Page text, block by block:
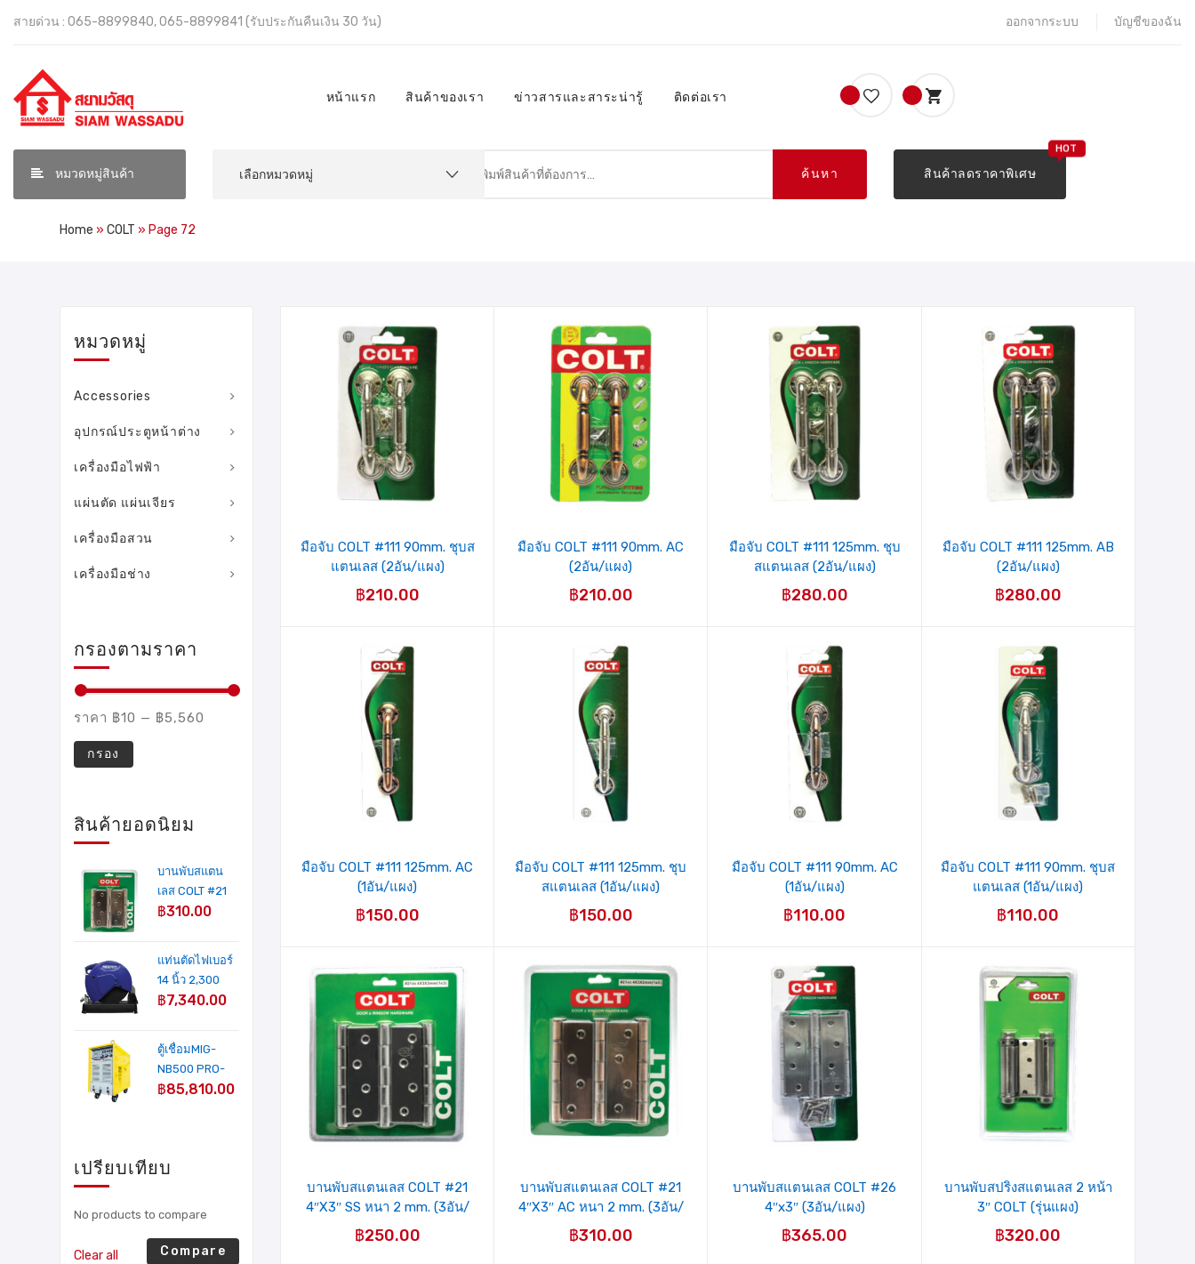
ออกจากระบบ บัญชีของฉัน
สายด่วน : 065-8899840, 065-8899841 (รับประกันคืนเงิน 30 วัน)
หน้าแรก สินค้าของเรา ข่าวสารและสาระน่ารู้ ติดต่อเรา
หมวดหมู่สินค้า ค้นหา สินค้าลดราคาพิเศษ
Home »COLT » Page 72
มือจับ COLT #111 90mm. ชุบส
แตนเลส (2อัน/แผง)
฿210.00
มือจับ COLT #111 90mm. AC
(2อัน/แผง)
฿210.00
มือจับ COLT #111 125mm. ชุบ
สแตนเลส (2อัน/แผง)
฿280.00
มือจับ COLT #111 125mm. AB
(2อัน/แผง)
฿280.00
มือจับ COLT #111 125mm. AC
(1อัน/แผง)
฿150.00
มือจับ COLT #111 125mm. ชุบ
สแตนเลส (1อัน/แผง)
฿150.00
มือจับ COLT #111 90mm. AC
(1อัน/แผง)
฿110.00
มือจับ COLT #111 90mm. ชุบส
แตนเลส (1อัน/แผง)
฿110.00
บานพับสแตนเลส COLT #21
4″X3″ SS หนา 2 mm. (3อัน/
แผง)
฿250.00
บานพับสแตนเลส COLT #21
4″X3″ AC หนา 2 mm. (3อัน/
แผง)
฿310.00
บานพับสแตนเลส COLT #26
4″x3″ (3อัน/แผง)
฿365.00
บานพับสปริงสแตนเลส 2 หน้า
3″ COLT (รุ่นแผง)
฿320.00
หมวดหมู่
Accessories
อุปกรณ์ประตูหน้าต่าง
เครื่องมือไฟฟ้า
แผ่นตัด แผ่นเจียร
เครื่องมือสวน
เครื่องมือช่าง
กรองตามราคา
กรอง
ราคา ฿10 — ฿5,560
สินค้ายอดนิยม
บานพับสแตน
เลส COLT #21
4"X3" AC หนา
฿310.00
แท่นตัดไฟเบอร์
14 นิ้ว 2,300
วัตต์ รุ่น MP-
฿7,340.00
ตู้เชื่อมMIG-
NB500 PRO-
IGBT INVERTER
ดลวด
฿85,810.00
เปรียบเทียบ
No products to compare
Clear all Compare